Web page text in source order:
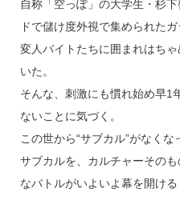
自称「空っぽ」の大学生・杉
ドで儲け度外視で集められた
変人バイトたちに囲まれはち
いた。
そんな、刺激にも慣れ始め早1
ないことに気づく。
この世から“サブカル”がなくな
サブカルを、カルチャーその
なバトルがいよいよ幕を開ける